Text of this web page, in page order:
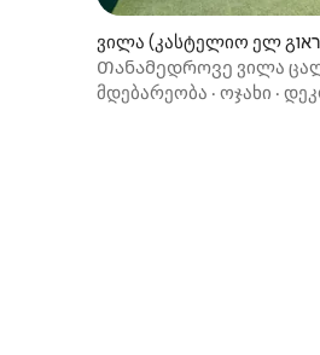
Თანამედროვე ვილა
400 მ პლაჟამდე
მდებარეობა · ოჯახი ·